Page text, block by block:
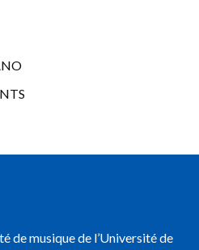
de musique de l’Université de